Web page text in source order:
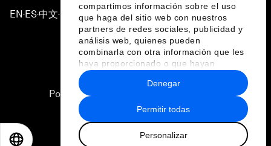
compartimos información sobre el uso
que haga del sitio web con nuestros
partners de redes sociales, publicidad y
análisis web, quienes pueden
combinarla con otra información que les
haya proporcionado o que hayan
recopilado a partir del uso que haya
hecho de sus servicios.
Permitir todas
Personalizar
Denegar
EN ▪ES▪中文▪ 日本語
Política de privacidad y normas de uso
Sitemap
2026 Foro Económico Mundial